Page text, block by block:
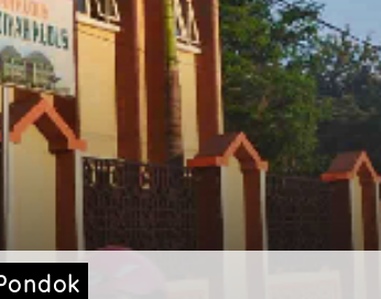
INFORMASI UMUM
INFORMASI KEGIATAN
MADRASAH TSANAWIYAH
(MTS)
MADRASAH ALIYAH (MA)